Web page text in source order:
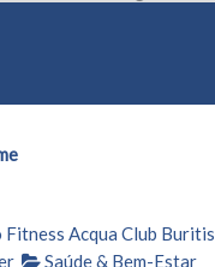
Fitness Acqua Club Buritis
Saúde & Bem-Estar